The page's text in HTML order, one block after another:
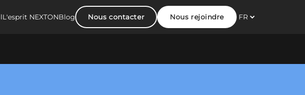
L'esprit NEXTONBlog Nous contacter Nous rejoindre